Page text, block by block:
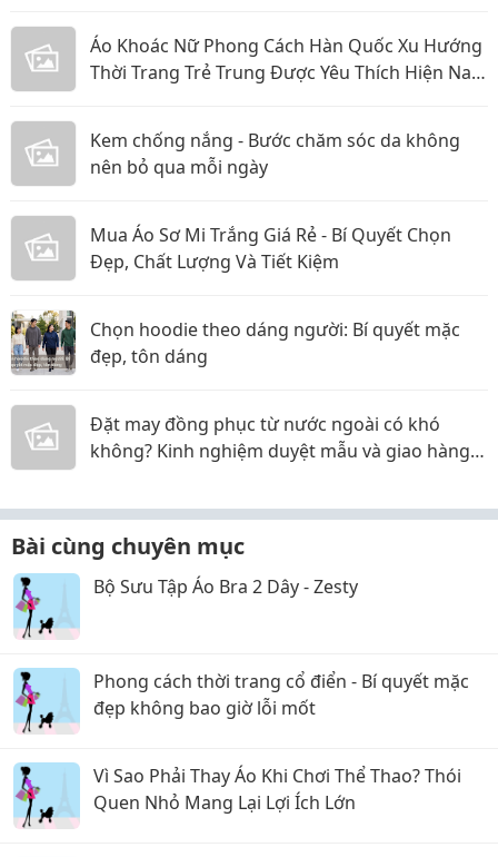
Áo Khoác Nữ Phong Cách Hàn Quốc Xu Hướng
Thời Trang Trẻ Trung Được Yêu Thích Hiện Nay
Kem chống nắng - Bước chăm sóc da không
nên bỏ qua mỗi ngày
Mua Áo Sơ Mi Trắng Giá Rẻ - Bí Quyết Chọn
Đẹp, Chất Lượng Và Tiết Kiệm
Chọn hoodie theo dáng người: Bí quyết mặc
đẹp, tôn dáng
Đặt may đồng phục từ nước ngoài có khó
không? Kinh nghiệm duyệt mẫu và giao hàng
Bài cùng chuyên mục
Bộ Sưu Tập Áo Bra 2 Dây - Zesty
Phong cách thời trang cổ điển - Bí quyết mặc
đẹp không bao giờ lỗi mốt
Vì Sao Phải Thay Áo Khi Chơi Thể Thao? Thói
Quen Nhỏ Mang Lại Lợi Ích Lớn